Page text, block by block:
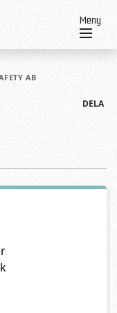
Meny
AB
DELA